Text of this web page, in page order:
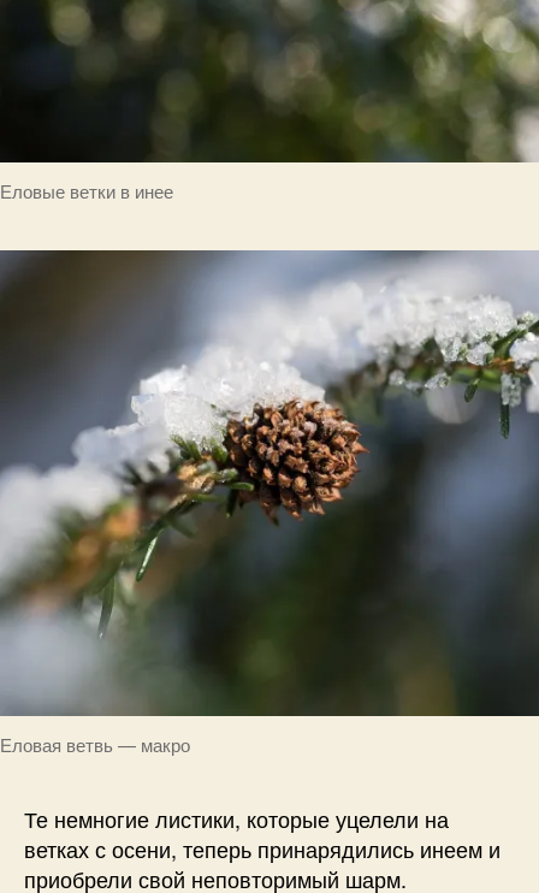
Еловые ветки в инее
Еловая ветвь — макро
Те немногие листики, которые уцелели на
ветках с осени, теперь принарядились инеем и
приобрели свой неповторимый шарм.